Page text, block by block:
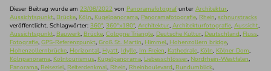
Dieser Beitrag wurde am 23/08/2022 von Panoramafotografunter Architektur,
Aussichtspunkt, Brücke, Köln, Kugelpanorama, Panoramafotografie, Rhein, schnurstracks
veröffentlicht. Schlagwörter: 360°, 360°x180°, Architektur, Architekturfotografie, Aussicht,
Aussichtspunkt, Bauwerk, Brücke, Cologne Triangle, Deutsche Kultur, Deutschland, Fluss,
Fotografie, GPS-Referenzpunkt, Groß St. Martin, Himmel, Hohenzollern bridge,
Hohenzollernbrücke, Horizontal, Hyatt, Idylle, Im Freien, Kathedrale, Köln, Kölner Dom,
Kölnpanorama, Kölntourismus, Kugelpanorama, Liebesschlösser, Nordrhein-Westfalen,
Panorama, Reiseziel, Reiterdenkmal, Rhein, Rheinboulevard, Rundumblick,